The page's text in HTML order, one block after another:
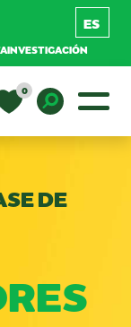
INVESTIGACIÓN
0
DE